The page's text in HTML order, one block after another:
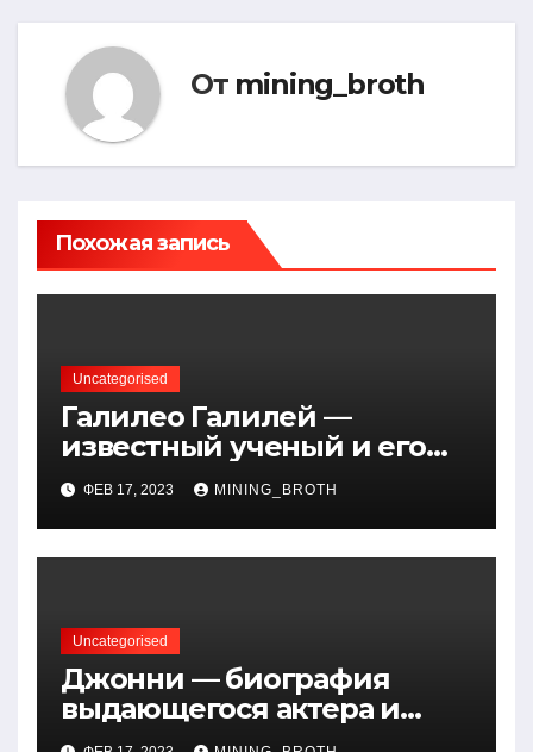
От mining_broth
Похожая запись
Uncategorised
Галилео Галилей —
известный ученый и его
открытия — краткая
биография, достижения и
вклад в науку
ФЕВ 17, 2023 MINING_BROTH
Uncategorised
Джонни — биография
выдающегося актера и
талантливого певца, чья